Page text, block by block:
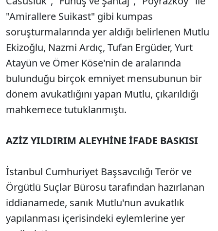
"Amirallere Suikast" gibi kumpas
soruşturmalarında yer aldığı belirlenen Mutlu
Ekizoğlu, Nazmi Ardıç, Tufan Ergüder, Yurt
Atayün ve Ömer Köse'nin de aralarında
bulunduğu birçok emniyet mensubunun bir
dönem avukatlığını yapan Mutlu, çıkarıldığı
mahkemece tutuklanmıştı.
AZİZ YILDIRIM ALEYHİNE İFADE BASKISI
İstanbul Cumhuriyet Başsavcılığı Terör ve
Örgütlü Suçlar Bürosu tarafından hazırlanan
iddianamede, sanık Mutlu'nun avukatlık
yapılanması içerisindeki eylemlerine yer